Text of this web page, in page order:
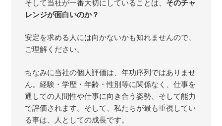
そして当社が一番大切にしていることは、 そのチャ
レンジが面白いのか？
安定を求める人には向かないかも知れませんので、
ご理解ください。
ちなみに当社の個人評価は、年功序列ではありませ
ん。経験・学歴・年齢・性別等に関係なく、仕事を
通しての人間性や仕事に向き合う姿勢、そして能力
で評価されます。そして、私たちが最も重視してい
る事は、人としての成長です。